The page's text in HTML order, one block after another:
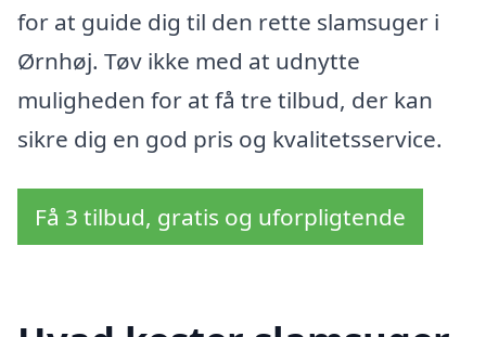
for at guide dig til den rette slamsuger i
Ørnhøj. Tøv ikke med at udnytte
muligheden for at få tre tilbud, der kan
sikre dig en god pris og kvalitetsservice.
Få 3 tilbud, gratis og uforpligtende